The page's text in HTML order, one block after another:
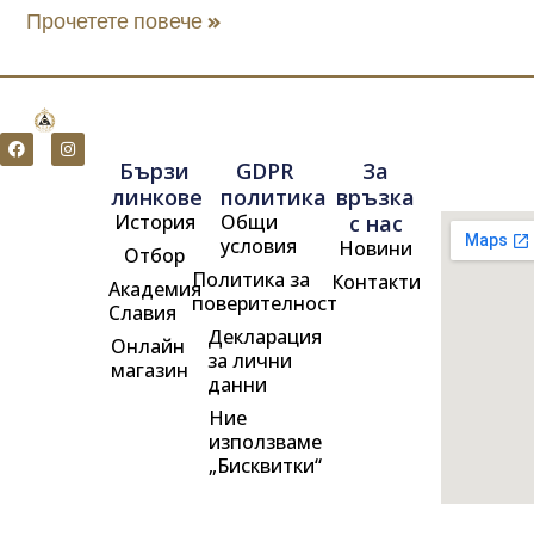
Прочетете повече »
F
a
c
I
n
s
Бързи
линкове
История
Отбор
Академия
Славия
Онлайн
магазин
GDPR
политика
Общи
условия
Политика за
поверителност
Декларация
за лични
данни
Ние
използваме
„Бисквитки“
За
връзка
с нас
Новини
Контакти